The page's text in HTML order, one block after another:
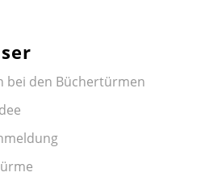
bei den Büchertürmen